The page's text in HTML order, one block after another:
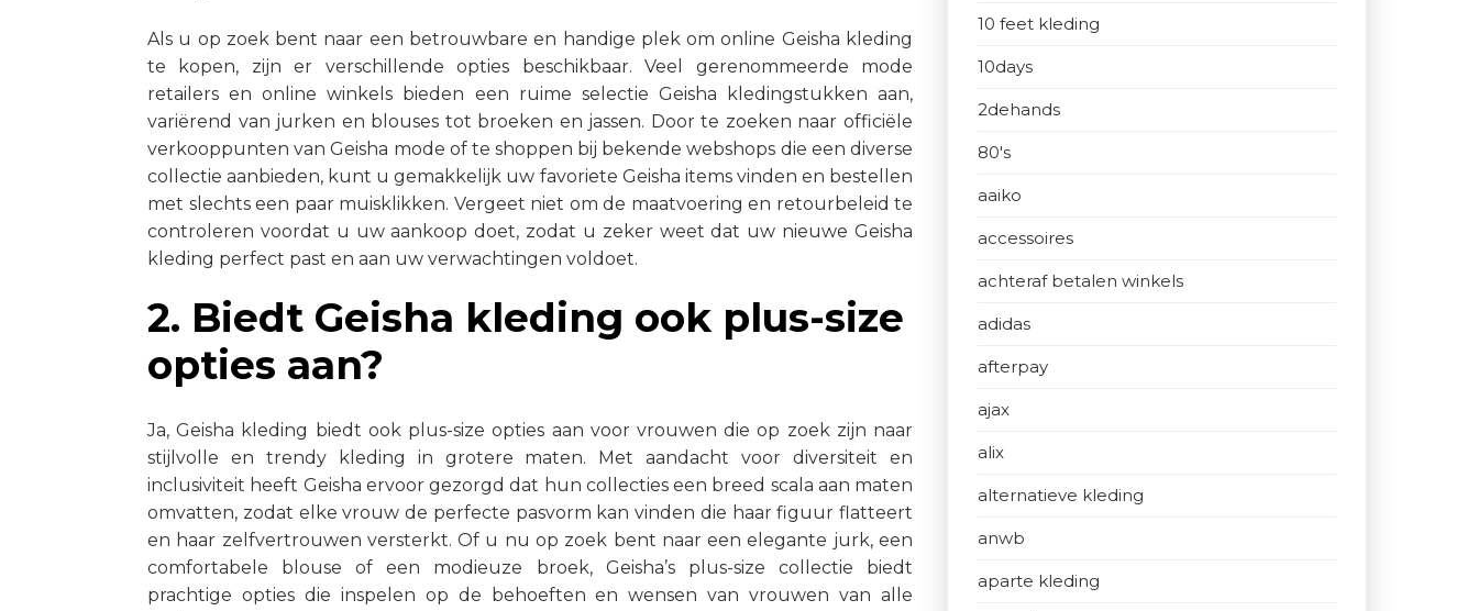
Als u op zoek bent naar een betrouwbare en handige plek om online Geisha kleding
te kopen, zijn er verschillende opties beschikbaar. Veel gerenommeerde mode
retailers en online winkels bieden een ruime selectie Geisha kledingstukken aan,
variërend van jurken en blouses tot broeken en jassen. Door te zoeken naar officiële
verkooppunten van Geisha mode of te shoppen bij bekende webshops die een diverse
collectie aanbieden, kunt u gemakkelijk uw favoriete Geisha items vinden en bestellen
met slechts een paar muisklikken. Vergeet niet om de maatvoering en retourbeleid te
controleren voordat u uw aankoop doet, zodat u zeker weet dat uw nieuwe Geisha
kleding perfect past en aan uw verwachtingen voldoet.
2. Biedt Geisha kleding ook plus-size
opties aan?
Ja, Geisha kleding biedt ook plus-size opties aan voor vrouwen die op zoek zijn naar
stijlvolle en trendy kleding in grotere maten. Met aandacht voor diversiteit en
inclusiviteit heeft Geisha ervoor gezorgd dat hun collecties een breed scala aan maten
omvatten, zodat elke vrouw de perfecte pasvorm kan vinden die haar figuur flatteert
en haar zelfvertrouwen versterkt. Of u nu op zoek bent naar een elegante jurk, een
comfortabele blouse of een modieuze broek, Geisha’s plus-size collectie biedt
prachtige opties die inspelen op de behoeften en wensen van vrouwen van alle
10 feet kleding
10days
2dehands
80's
aaiko
accessoires
achteraf betalen winkels
adidas
afterpay
ajax
alix
alternatieve kleding
anwb
aparte kleding